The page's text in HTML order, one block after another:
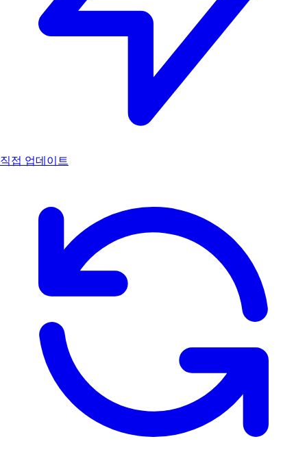
직접 업데이트